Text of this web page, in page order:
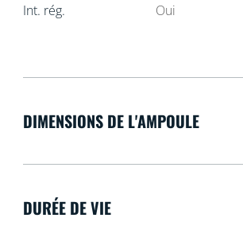
Int. rég. Oui
DIMENSIONS DE L'AMPOULE
DURÉE DE VIE